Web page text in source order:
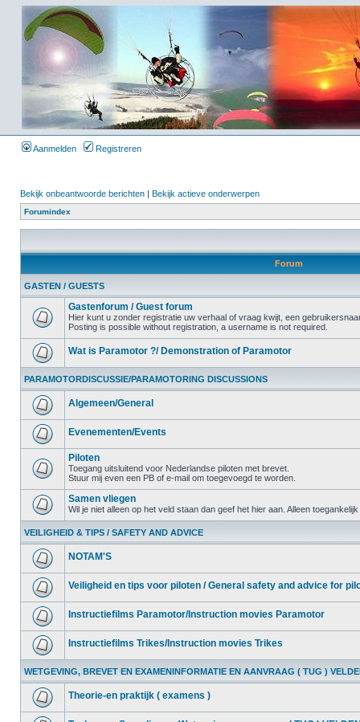
Aanmelden Registreren
Bekijk onbeantwoorde berichten | Bekijk actieve onderwerpen
Forumindex
Forum
GASTEN / GUESTS
Gastenforum / Guest forum
Hier kunt u zonder registratie uw verhaal of vraag kwijt, een
Posting is possible without registration, a username is not required.
Wat is Paramotor ?/ Demonstration of Paramotor
PARAMOTORDISCUSSIE/PARAMOTORING DISCUSSIONS
Algemeen/General
Evenementen/Events
Piloten
Toegang uitsluitend voor Nederlandse piloten met brevet.
Stuur mij even een PB of e-mail om toegevoegd te worden.
Samen vliegen
Wil je niet alleen op het veld staan dan geef het hier aan. Alleen
VEILIGHEID & TIPS / SAFETY AND ADVICE
NOTAM'S
Veiligheid en tips voor piloten / General safety and advice for
Instructiefilms Paramotor/Instruction movies Paramotor
Instructiefilms Trikes/Instruction movies Trikes
WETGEVING, BREVET EN EXAMENINFORMATIE EN AANVRAAG ( TUG )
Theorie-en praktijk ( examens )